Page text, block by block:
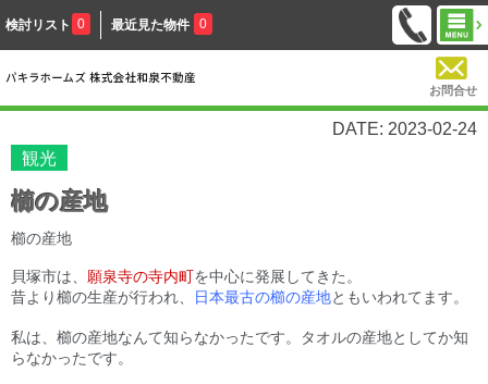
検討リスト 0 最近見た物件 0
お問合せ
DATE: 2023-02-24
観光
櫛の産地
櫛の産地
貝塚市は、 願泉寺の寺内町を中心に発展してきた。
昔より櫛の生産が行われ、
日本最古の櫛の産地ともいわれてます。
私は、櫛の産地なんて知らなかったです。タオルの産地としてか知
らなかったです。